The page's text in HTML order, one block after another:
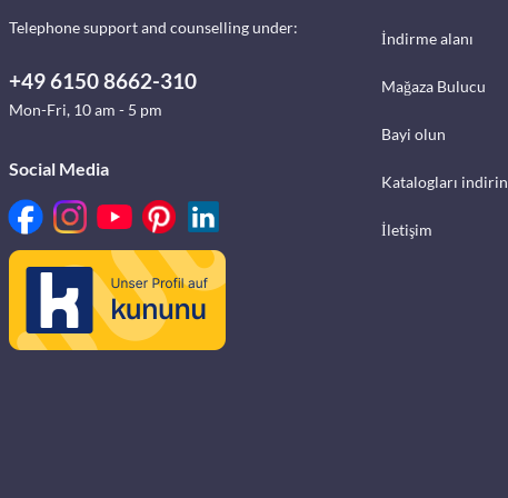
Telephone support and counselling under:
+49 6150 8662-310
Mon-Fri, 10 am - 5 pm
Social Media
İndirme alanı
Mağaza Bulucu
Bayi olun
Katalogları indirin
İletişim